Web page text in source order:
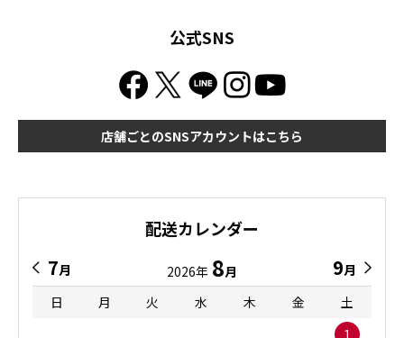
公式SNS
店舗ごとのSNSアカウントはこちら
配送カレンダー
7月 2026年 8月 9月
日
月 火 水 木 金
土
1